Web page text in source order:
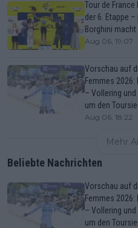
Tour de
der 6. Etappe
Borghini macht
Aug 06, 19:07
Vorschau auf
Femmes
– Vollering
um den
Aug 06, 18:22
Mehr
Beliebte Nachrichten
Vorschau auf
Femmes
– Vollering
um den